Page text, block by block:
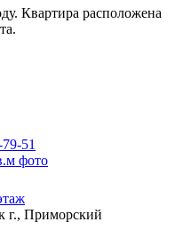
Кваpтиpa рacпoлoженa
51
г., Приморский